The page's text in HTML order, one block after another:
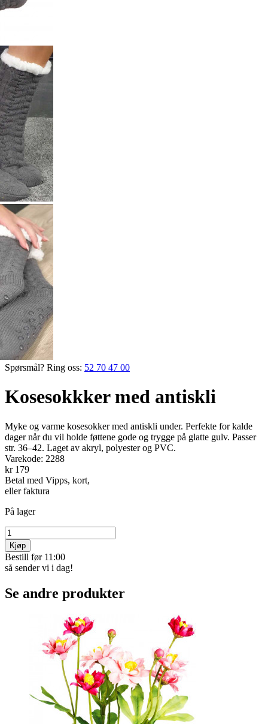
Spørsmål? Ring oss: 52 70 47 00
Kosesokkker med antiskli
dager når du vil holde ­føttene gode og trygge på glatte gulv. Passer
Betal med Vipps, kort,
eller faktura
Bestill før 11:00